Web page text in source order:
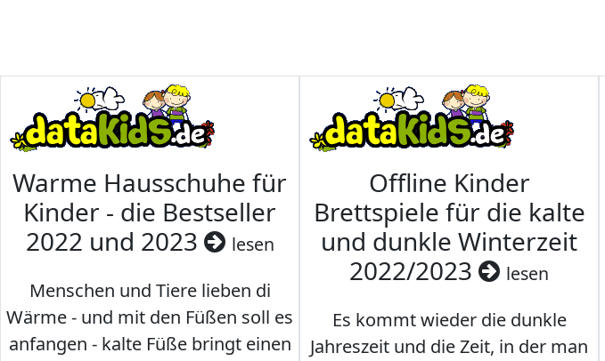
Warme Hausschuhe für
Kinder - die Bestseller
2022 und 2023
lesen
Menschen und Tiere lieben di
Wärme - und mit den Füßen soll es
anfangen - kalte Füße bringt einen
Offline Kinder
Brettspiele für die kalte
und dunkle Winterzeit
2022/2023
lesen
Es kommt wieder die dunkle
Jahreszeit und die Zeit, in der man